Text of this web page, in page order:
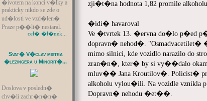
�ivotem na konci v�lky a
prakticky nikdo se zde o
ud�losti ve vzd�len�
Praze p��li� nestaral.
cel� �l�nek...
Svat� V�clav mistra
�lezingera u Minorit�...
Doslova v posledn�
chv�li zachr�n�n�
zji�t�na hodnota 1,82 promile
�idi� havaroval
Ve �tvrtek 13. �ervna do�lo p�ed p�l
dopravn� nehod�. "Osmadvacetilet�
mimo silnici, kde vozidlo narazilo do
zran�n�, kter� by si vy��dalo
mluv�� Jana Kroutilov�. Policist�
alkoholu vylou�ili. Na vozidle
Dopravn� nehodu �et��.